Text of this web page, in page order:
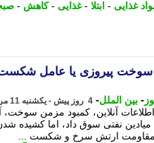
غذایی - ابتلا -غذایی -کاهش -
سوخت پیروزی یا عامل شکست
- بین الملل- 4 روز پیش - یکشنبه 11 مرداد 1405، 16:03
آنلاین، کمبود مزمن
میادین نفتی سوق داد، اما کشیده
مقاومت ارتش سرخ و شکست ...